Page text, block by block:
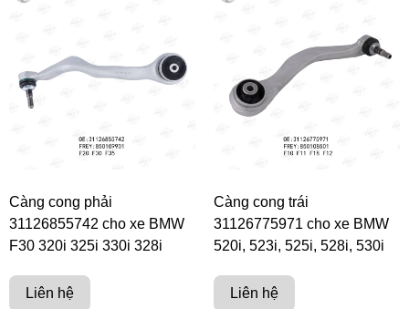
Càng cong phải
31126855742 cho xe BMW
F30 320i 325i 330i 328i
Liên hệ
Càng cong trái
31126775971 cho xe BMW
520i, 523i, 525i, 528i, 530i
Liên hệ